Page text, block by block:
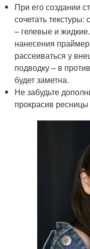
При его создании
сочетать
– гелевые и
нанесения
рассеиваться у
подводку – в
будет заметна.
Не забудьте
прокрасив